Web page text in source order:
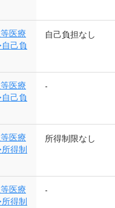
医療
己負
自己負担なし
医療
己負
-
医療
得制
所得制限なし
医療
得制
-